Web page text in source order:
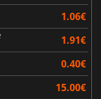
1.06€
1.91€
0.40€
15.00€